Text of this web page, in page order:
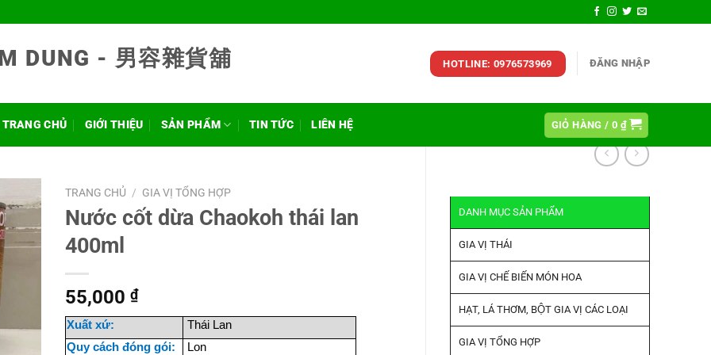
DUNG - 男容雜貨舖 HOTLINE: 0976573969 ĐĂNG NHẬP
TRANG CHỦ GIỚI THIỆU SẢN PHẨM TIN TỨC LIÊN HỆ GIỎ HÀNG / 0 ₫
DANH MỤC SẢN PHẨM
GIA VỊ THÁI
GIA VỊ CHẾ BIẾN MÓN HOA
HẠT, LÁ THƠM, BỘT GIA VỊ CÁC LOẠI
GIA VỊ TỔNG HỢP
TRANG CHỦ / GIA VỊ TỔNG HỢP
Nước cốt dừa Chaokoh thái lan
400ml
55,000₫
Xuất xứ:
Thái Lan
Quy cách đóng gói:
Lon